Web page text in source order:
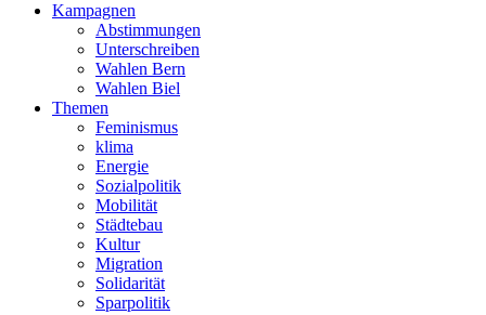
Kampagnen
Abstimmungen
Unterschreiben
Wahlen Bern
Wahlen Biel
Themen
Feminismus
klima
Energie
Sozialpolitik
Mobilität
Städtebau
Kultur
Migration
Solidarität
Sparpolitik